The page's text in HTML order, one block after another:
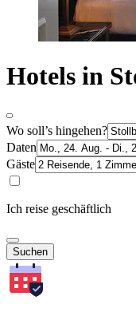
Hotels in
Wo soll’s hingehen?
Daten
Gäste
Ich reise geschäftlich
Suchen